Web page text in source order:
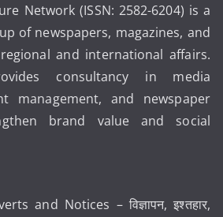
Network (ISSN: 2582-6204) is a
of newspapers, magazines, and
and international affairs.
consultancy in media
management, and newspaper
brand value and social
and Notices – विज्ञापन, इश्तहार,